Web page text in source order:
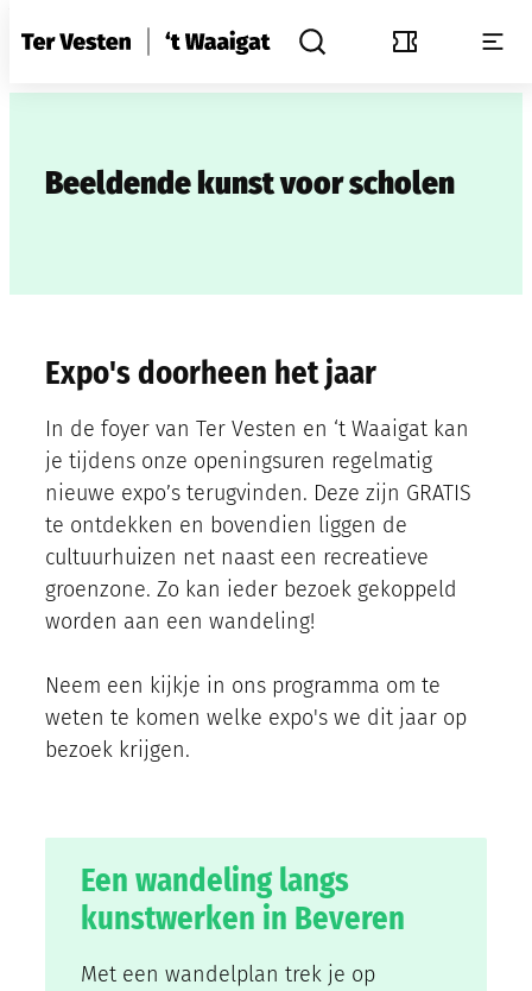
Naar inhoud
CC Ter Vesten / 't Waaigat Zoek tonen / verbergen
Tickets
Beeldende kunst voor scholen
Expo's doorheen het jaar
In de foyer van Ter Vesten en ‘t Waaigat kan
je tijdens onze openingsuren regelmatig
nieuwe expo’s terugvinden. Deze zijn GRATIS
te ontdekken en bovendien liggen de
cultuurhuizen net naast een recreatieve
groenzone. Zo kan ieder bezoek gekoppeld
worden aan een wandeling!
Neem een kijkje in ons programma om te
weten te komen welke expo's we dit jaar op
bezoek krijgen.
Een wandeling langs
kunstwerken in Beveren
Met een wandelplan trek je op